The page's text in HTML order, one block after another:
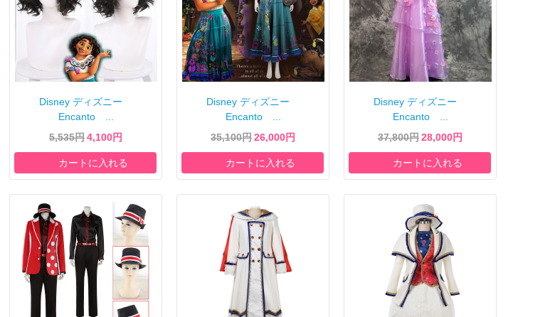
Disney ディズニー
Encanto ...
5,535円4,100円
カートに入れる
Disney ディズニー
Encanto ...
35,100円26,000円
カートに入れる
Disney ディズニー
Encanto ...
37,800円28,000円
カートに入れる